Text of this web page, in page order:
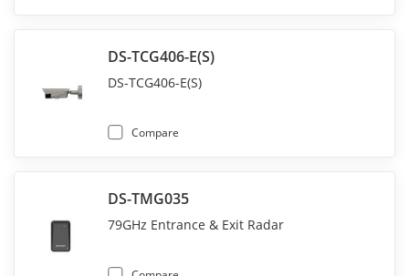
DS-TCG406-E(S)
DS-TCG406-E(S)
Compare
DS-TMG035
79GHz Entrance & Exit Radar